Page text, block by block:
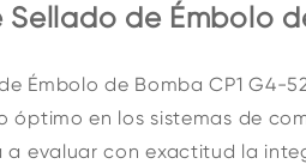
de Émbolo
Émbolo de Bomba CP1 G4-
óptimo en los sistemas de
evaluar con exactitud la